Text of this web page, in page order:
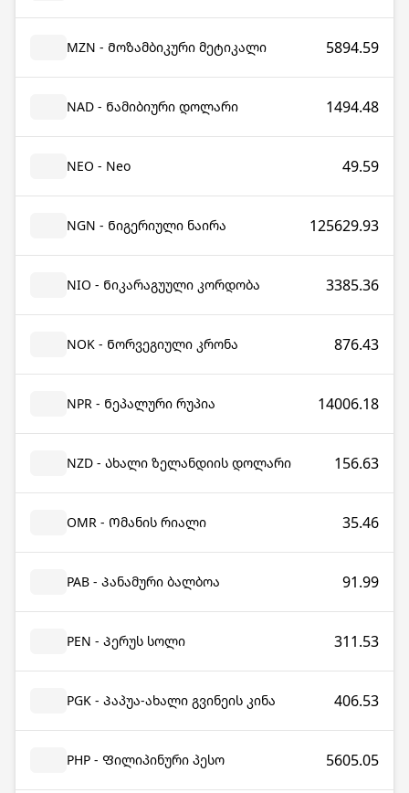
MZN - Მოზამბიკური მეტიკალი 5894.59
NAD - Ნამიბიური დოლარი 1494.48
NEO - Neo 49.59
NGN - Ნიგერიული ნაირა 125629.93
NIO - Ნიკარაგუული კორდობა 3385.36
NOK - Ნორვეგიული კრონა 876.43
NPR - Ნეპალური რუპია 14006.18
NZD - Ახალი ზელანდიის დოლარი 156.63
OMR - Ომანის რიალი 35.46
PAB - Პანამური ბალბოა 91.99
PEN - Პერუს სოლი 311.53
PGK - Პაპუა-ახალი გვინეის კინა 406.53
PHP - Ფილიპინური პესო 5605.05